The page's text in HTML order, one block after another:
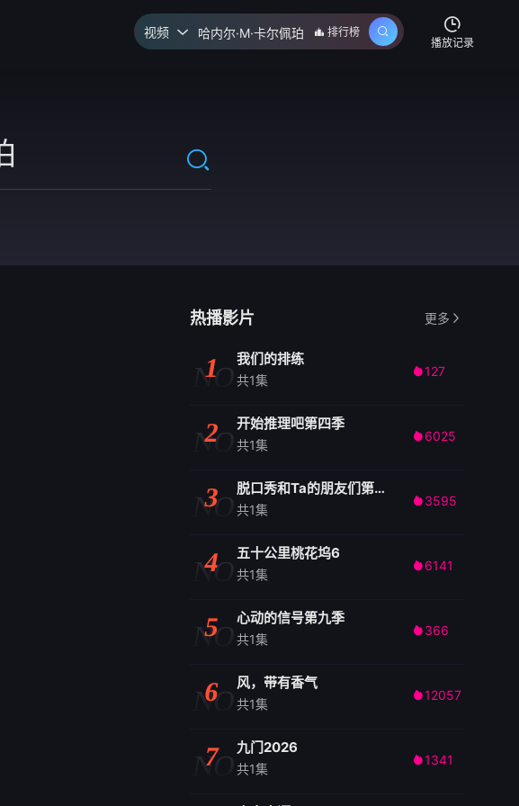
视频 
排行榜
播放记录
热播影片 更多
NO
1 我们的排练
共1集
127
NO
2 开始推理吧第四季
共1集
 6025
NO
3 脱口秀和Ta的朋友们第三季
共1集
 3595
NO
4 五十公里桃花坞6
共1集
 6141
NO
5 心动的信号第九季
共1集
 366
NO
6 风，带有香气
共1集
12057
NO
7 九门2026
共1集
1341